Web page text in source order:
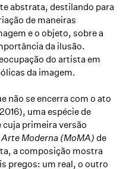
abstrata, destilando para
de maneiras
e o objeto, sobre a
da ilusão.
do artista em
da imagem.
não se encerra com o ato
uma espécie de
cuja primeira versão
Arte Moderna (MoMA) de
a composição mostra
pregos: um real, o outro